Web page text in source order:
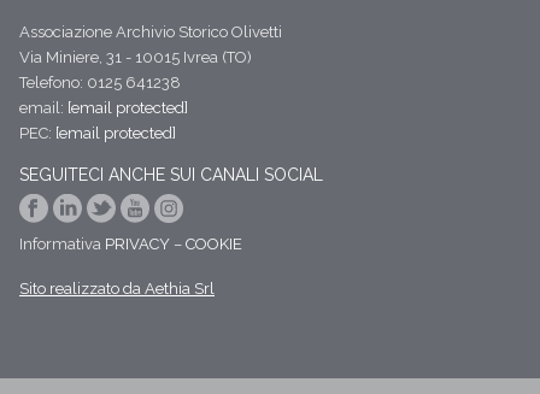
Associazione Archivio Storico Olivetti
Via Miniere, 31 - 10015 Ivrea (TO)
Telefono: 0125 641238
email: [email protected]
PEC: [email protected]
SEGUITECI ANCHE SUI CANALI SOCIAL
Informativa PRIVACY – COOKIE
Sito realizzato da Aethia Srl